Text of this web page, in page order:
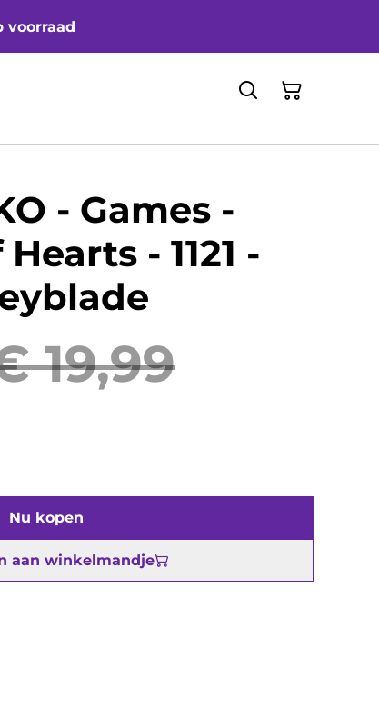
voorraad
- Games -
- 1121 -
19,99
Nu kopen
aan winkelmandje